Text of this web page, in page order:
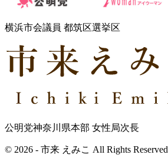
横浜市会議員 都筑区選挙区
公明党神奈川県本部 女性局次長
© 2026 - 市来 えみこ All Rights Reserved